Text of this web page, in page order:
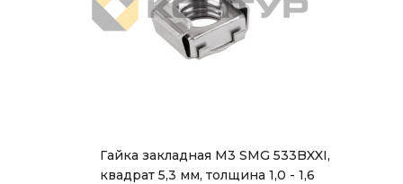
Гайка закладная М3 SMG 533BXXI,
квадрат 5,3 мм, толщина 1,0 - 1,6